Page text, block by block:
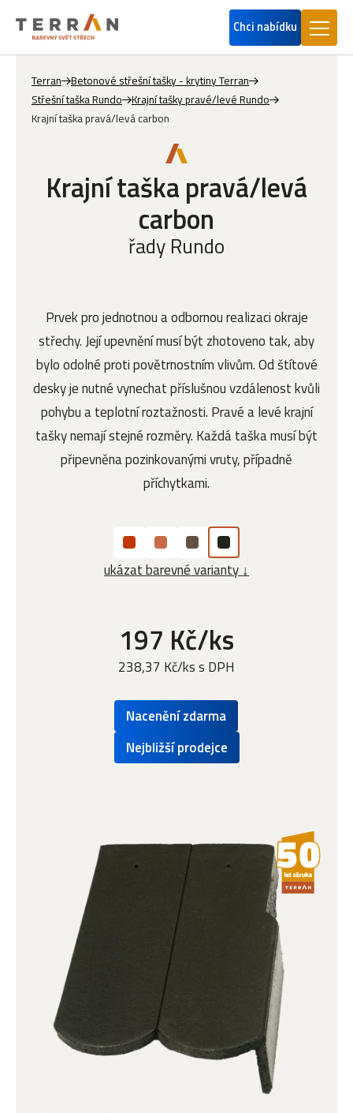
Chci nabídku
Terran
Betonové střešní tašky - krytiny Terran
Střešní taška Rundo
Krajní tašky pravé/levé Rundo
Krajní taška pravá/levá carbon
Krajní taška pravá/levá
carbon
řady Rundo
Prvek pro jednotnou a odbornou realizaci okraje
střechy. Její upevnění musí být zhotoveno tak, aby
bylo odolné proti povětrnostním vlivům. Od štítové
desky je nutné vynechat příslušnou vzdálenost kvůli
pohybu a teplotní roztažnosti. Pravé a levé krajní
tašky nemají stejné rozměry. Každá taška musí být
připevněna pozinkovanými vruty, případně
příchytkami.
ukázat barevné varianty ↓
197 Kč/ks
238,37 Kč/ks s DPH
Nacenění zdarma
Nejbližší prodejce